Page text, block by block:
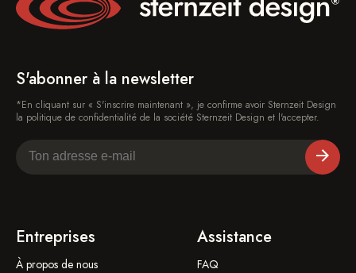
S'abonner à la newsletter
*En cliquant sur « S'inscrire maintenant », je confirme avoir Sternzeit Design
la politique de confidentialité de la société Sternzeit Design et l'accepter.
Entreprises
À propos de nous
Assistance
FAQ